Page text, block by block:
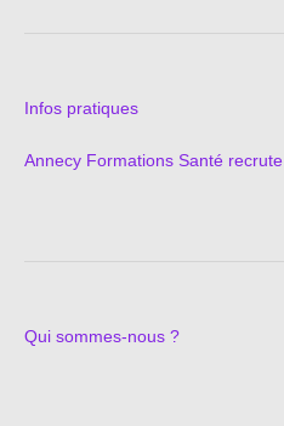
Infos pratiques
Annecy Formations Santé recrute
Qui sommes-nous ?